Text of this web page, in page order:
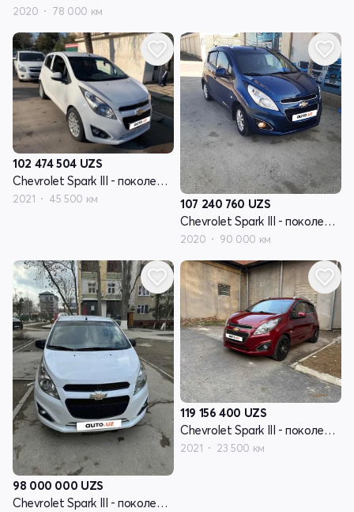
2020 78 000 км
102 474 504 UZS
Chevrolet Spark III - поколение
2021 45 500 км 107 240 760 UZS
Chevrolet Spark III - поколение
2020 90 000 км
98 000 000 UZS
Chevrolet Spark III - поколение
119 156 400 UZS
Chevrolet Spark III - поколение
2021 23 500 км